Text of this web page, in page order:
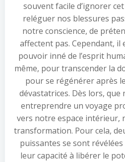
souvent facile d’ignorer
reléguer nos blessures
notre conscience, de
affectent pas. Cependant, il
pouvoir inné de l’esprit
même, pour transcender la
pour se régénérer après
dévastatrices. Dès lors, que
entreprendre un voyage
vers notre espace intérieur,
transformation. Pour cela,
puissantes se sont
leur capacité à libérer le